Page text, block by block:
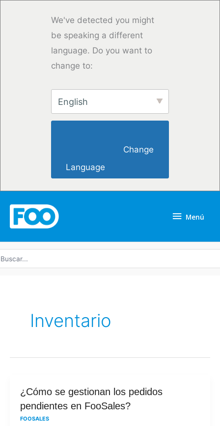
We've detected you might
be speaking a different
language. Do you want to
change to:
English
Language
Menú
Inventario
¿Cómo se gestionan los pedidos
pendientes en FooSales?
FOOSALES
¿Cómo
se